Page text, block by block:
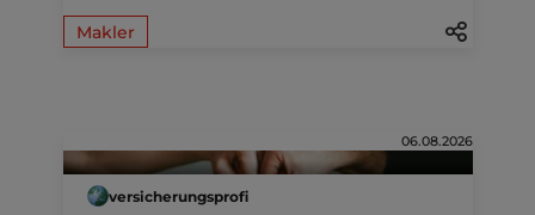
Makler
06.08.2026
versicherungsprofi